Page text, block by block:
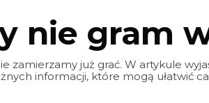
nie gram
zamierzamy już grać. W artykule
informacji, które mogą ułatwić